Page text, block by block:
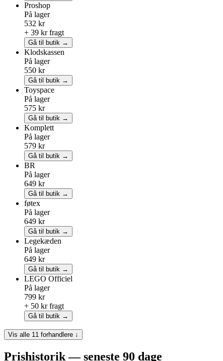
Proshop
På lager
532 kr
+ 39 kr fragt
Gå til butik →
Klodskassen
På lager
550 kr
Gå til butik →
Toyspace
På lager
575 kr
Gå til butik →
Komplett
På lager
579 kr
Gå til butik →
BR
På lager
649 kr
Gå til butik →
føtex
På lager
649 kr
Gå til butik →
Legekæden
På lager
649 kr
Gå til butik →
LEGO Officiel
På lager
799 kr
+ 50 kr fragt
Gå til butik →
Vis alle 11 forhandlere ↓
Prishistorik — seneste 90 dage